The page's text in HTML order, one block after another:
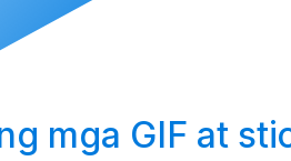
mga GIF at